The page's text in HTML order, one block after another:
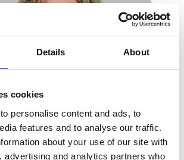
Details About
cookies
personalise content and ads, to
features and to analyse our traffic.
about your use of our site with
advertising and analytics partners who
Dietz